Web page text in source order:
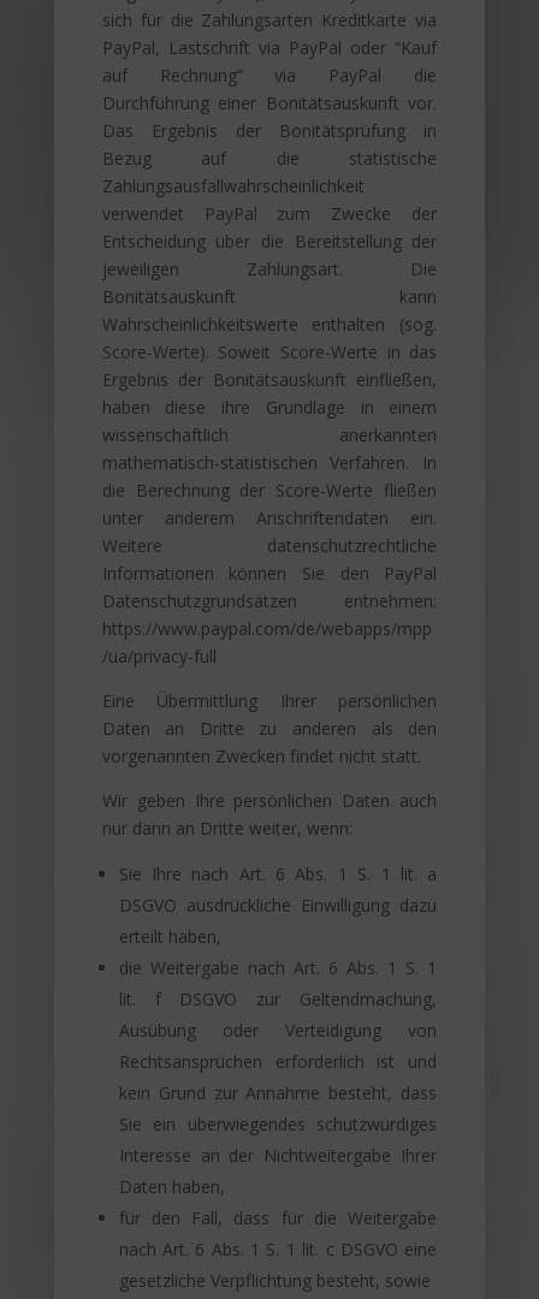
sich für die Zahlungsarten Kreditkarte via
PayPal, Lastschrift via PayPal oder “Kauf
auf Rechnung” via PayPal die
Durchführung einer Bonitätsauskunft vor.
Das Ergebnis der Bonitätsprüfung in
Bezug auf die statistische
Zahlungsausfallwahrscheinlichkeit
verwendet PayPal zum Zwecke der
Entscheidung über die Bereitstellung der
jeweiligen Zahlungsart. Die
Bonitätsauskunft kann
Wahrscheinlichkeitswerte enthalten (sog.
Score-Werte). Soweit Score-Werte in das
Ergebnis der Bonitätsauskunft einfließen,
haben diese ihre Grundlage in einem
wissenschaftlich anerkannten
mathematisch-statistischen Verfahren. In
die Berechnung der Score-Werte fließen
unter anderem Anschriftendaten ein.
Weitere datenschutzrechtliche
Informationen können Sie den PayPal
Datenschutzgrundsätzen entnehmen:
https://www.paypal.com/de/webapps/mpp
/ua/privacy-full
Eine Übermittlung Ihrer persönlichen
Daten an Dritte zu anderen als den
vorgenannten Zwecken findet nicht statt.
Wir geben Ihre persönlichen Daten auch
nur dann an Dritte weiter, wenn:
Sie Ihre nach Art. 6 Abs. 1 S. 1 lit. a
DSGVO ausdrückliche Einwilligung dazu
erteilt haben,
die Weitergabe nach Art. 6 Abs. 1 S. 1
lit. f DSGVO zur Geltendmachung,
Ausübung oder Verteidigung von
Rechtsansprüchen erforderlich ist und
kein Grund zur Annahme besteht, dass
Sie ein überwiegendes schutzwürdiges
Interesse an der Nichtweitergabe Ihrer
Daten haben,
für den Fall, dass für die Weitergabe
nach Art. 6 Abs. 1 S. 1 lit. c DSGVO eine
gesetzliche Verpflichtung besteht, sowie